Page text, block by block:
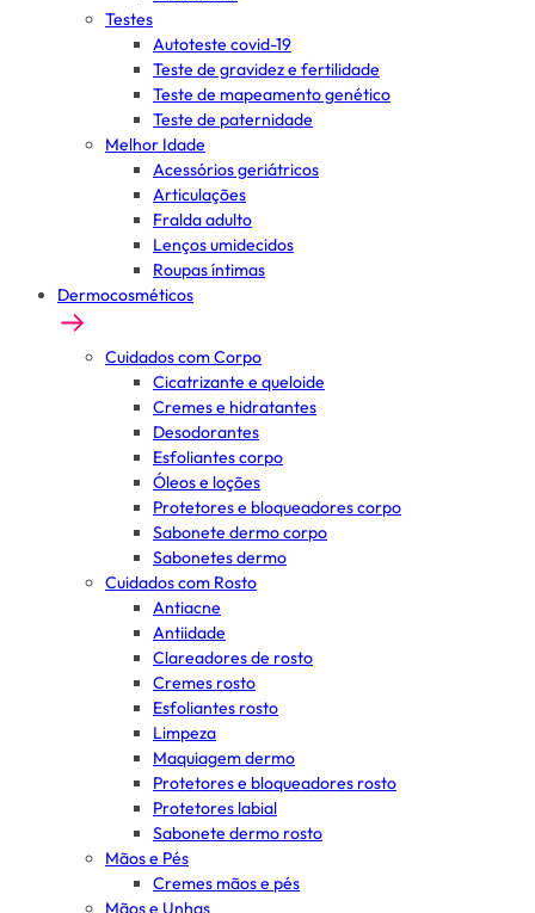
Testes
Autoteste covid-19
Teste de gravidez e fertilidade
Teste de mapeamento genético
Teste de paternidade
Melhor Idade
Acessórios geriátricos
Articulações
Fralda adulto
Lenços umidecidos
Roupas íntimas
Dermocosméticos
Cuidados com Corpo
Cicatrizante e queloide
Cremes e hidratantes
Desodorantes
Esfoliantes corpo
Óleos e loções
Protetores e bloqueadores corpo
Sabonete dermo corpo
Sabonetes dermo
Cuidados com Rosto
Antiacne
Antiidade
Clareadores de rosto
Cremes rosto
Esfoliantes rosto
Limpeza
Maquiagem dermo
Protetores e bloqueadores rosto
Protetores labial
Sabonete dermo rosto
Mãos e Pés
Cremes mãos e pés
Mãos e Unhas